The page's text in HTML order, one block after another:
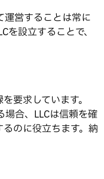
営することは常に
を設立することで、
要求しています。
合、LLCは信頼を確
のに役立ちます。納